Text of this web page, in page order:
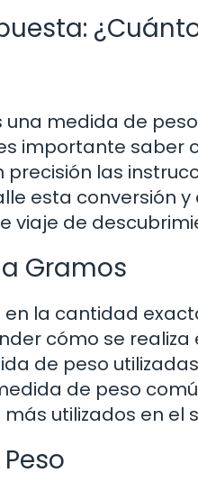
una medida de
importante
las
esta conversión
viaje de
Gramos
la cantidad
cómo se realiza
de peso
de peso
más utilizados en